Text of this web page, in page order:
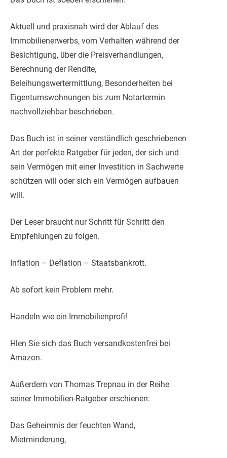
Aktuell und praxisnah wird der Ablauf des
Immobilienerwerbs, vom Verhalten während der
Besichtigung, über die Preisverhandlungen,
Berechnung der Rendite,
Beleihungswertermittlung, Besonderheiten bei
Eigentumswohnungen bis zum Notartermin
nachvollziehbar beschrieben.
Das Buch ist in seiner verständlich geschriebenen
Art der perfekte Ratgeber für jeden, der sich und
sein Vermögen mit einer Investition in Sachwerte
schützen will oder sich ein Vermögen aufbauen
will.
Der Leser braucht nur Schritt für Schritt den
Empfehlungen zu folgen.
Inflation – Deflation – Staatsbankrott.
Ab sofort kein Problem mehr.
Handeln wie ein Immobilienprofi!
Hlen Sie sich das Buch versandkostenfrei bei
Amazon.
Außerdem von Thomas Trepnau in der Reihe
seiner Immobilien-Ratgeber erschienen:
Das Geheimnis der feuchten Wand,
Mietminderung,